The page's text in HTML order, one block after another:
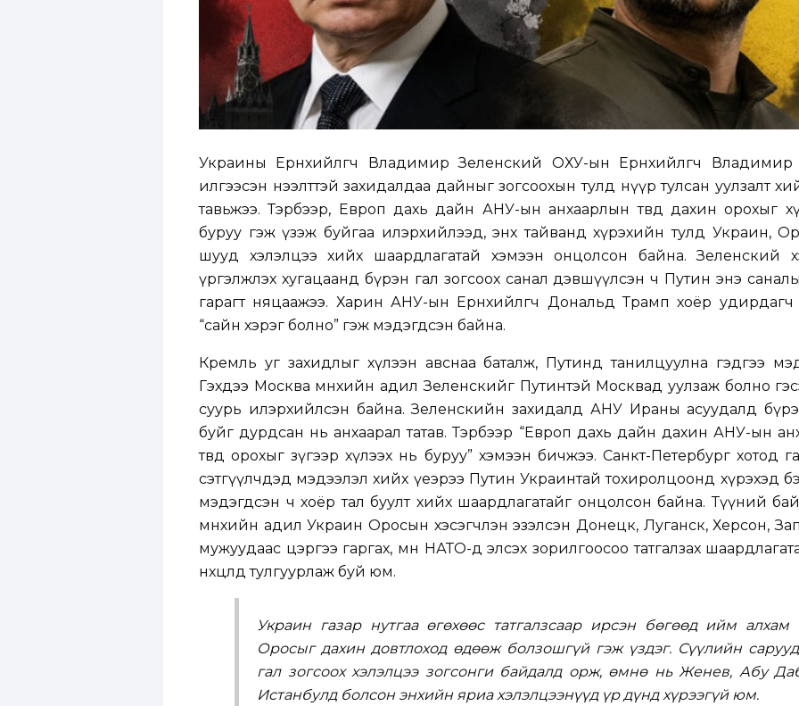
Украины Ерөнхийлөгч Владимир Зеленский ОХУ-ын Ерөнхийлөгч
илгээсэн нээлттэй захидалдаа дайныг зогсоохын тулд нүүр тулсан уулзалт
тавьжээ. Тэрбээр, Европ дахь дайн АНУ-ын анхаарлын төвд дахин орохыг
буруу гэж үзэж буйгаа илэрхийлээд, энх тайванд хүрэхийн тулд Украин,
шууд хэлэлцээ хийх шаардлагатай хэмээн онцолсон байна. Зеленский
үргэлжлэх хугацаанд бүрэн гал зогсоох санал дэвшүүлсэн ч Путин энэ
гарагт няцаажээ. Харин АНУ-ын Ерөнхийлөгч Дональд Трамп хоёр удирдагч
“сайн хэрэг болно” гэж мэдэгдсэн байна.
Кремль уг захидлыг хүлээн авснаа баталж, Путинд танилцуулна гэдгээ
Гэхдээ Москва өмнөхийн адил Зеленскийг Путинтэй Москвад уулзаж болно
суурь илэрхийлсэн байна. Зеленскийн захидалд АНУ Ираны асуудалд бүрэн
буйг дурдсан нь анхаарал татав. Тэрбээр “Европ дахь дайн дахин АНУ-ын
төвд орохыг зүгээр хүлээх нь буруу” хэмээн бичжээ. Санкт-Петербург хотод
сэтгүүлчдэд мэдээлэл хийх үеэрээ Путин Украинтай тохиролцоонд хүрэхэд
мэдэгдсэн ч хоёр тал буулт хийх шаардлагатайг онцолсон байна. Түүний
өмнөхийн адил Украин Оросын хэсэгчлэн эзэлсэн Донецк, Луганск, Херсон,
мужуудаас цэргээ гаргах, мөн НАТО-д элсэх зорилгоосоо татгалзах
нөхцөлд тулгуурлаж буй юм.
Украин газар нутгаа өгөхөөс татгалзсаар ирсэн бөгөөд ийм алхам
Оросыг дахин довтлоход өдөөж болзошгүй гэж үздэг. Сүүлийн
гал зогсоох хэлэлцээ зогсонги байдалд орж, өмнө нь Женев, Абу
Истанбулд болсон энхийн яриа хэлэлцээнүүд үр дүнд хүрээгүй юм.